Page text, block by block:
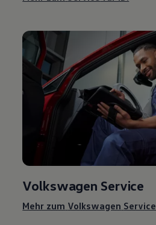
Volkswagen Service
Mehr zum Volkswagen Service